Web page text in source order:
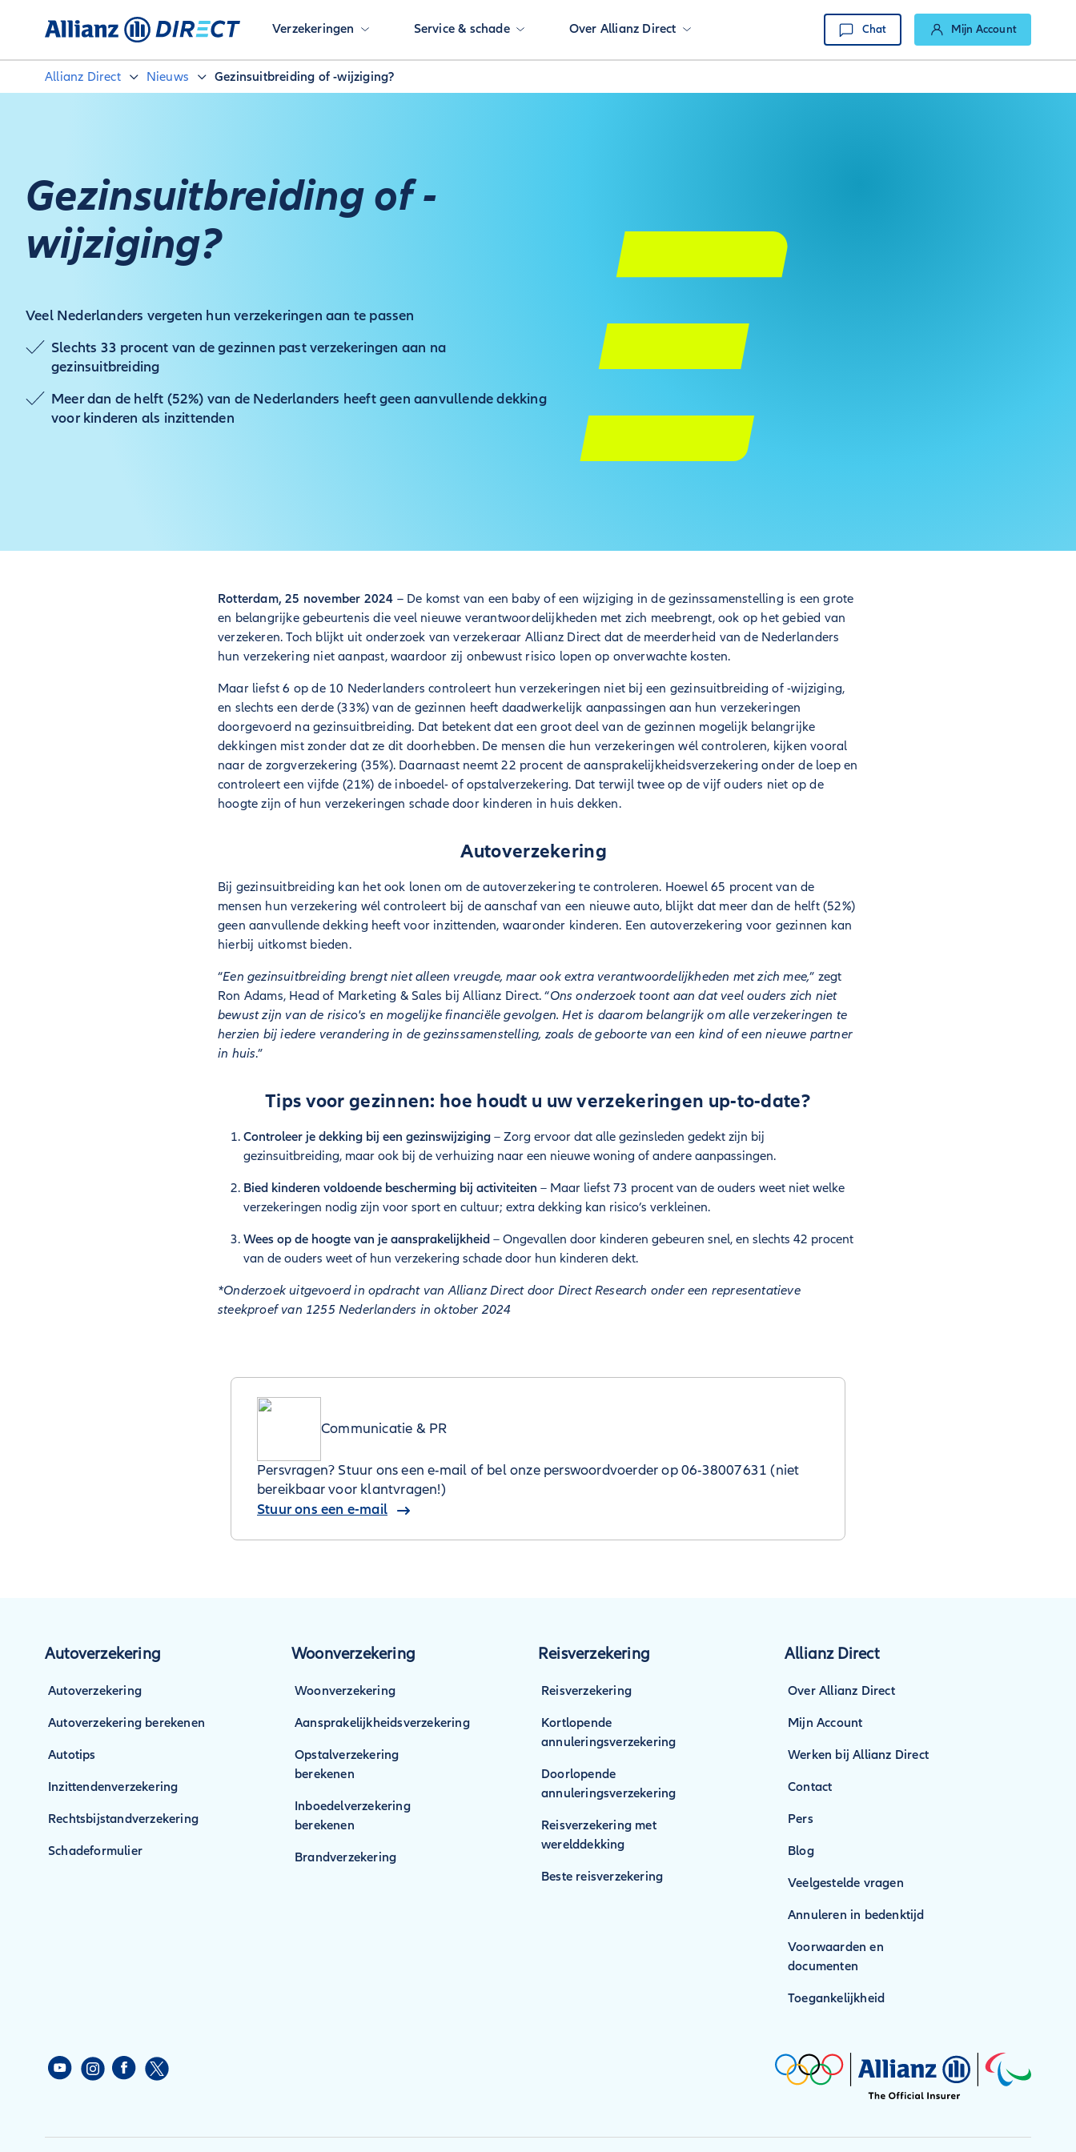
Verzekeringen Service & schade Over Allianz Direct Chat Mijn Account
Allianz Direct Nieuws Gezinsuitbreiding of -wijziging?
Gezinsuitbreiding of -
wijziging?
Veel Nederlanders vergeten hun verzekeringen aan te passen
Slechts 33 procent van de gezinnen past verzekeringen aan na
gezinsuitbreiding
Meer dan de helft (52%) van de Nederlanders heeft geen aanvullende dekking
voor kinderen als inzittenden
Rotterdam, 25 november 2024 – De komst van een baby of een wijziging in de gezinssamenstelling is een grote
en belangrijke gebeurtenis die veel nieuwe verantwoordelijkheden met zich meebrengt, ook op het gebied van
verzekeren. Toch blijkt uit onderzoek van verzekeraar Allianz Direct dat de meerderheid van de Nederlanders
hun verzekering niet aanpast, waardoor zij onbewust risico lopen op onverwachte kosten.
Maar liefst 6 op de 10 Nederlanders controleert hun verzekeringen niet bij een gezinsuitbreiding of -wijziging,
en slechts een derde (33%) van de gezinnen heeft daadwerkelijk aanpassingen aan hun verzekeringen
doorgevoerd na gezinsuitbreiding. Dat betekent dat een groot deel van de gezinnen mogelijk belangrijke
dekkingen mist zonder dat ze dit doorhebben. De mensen die hun verzekeringen wél controleren, kijken vooral
naar de zorgverzekering (35%). Daarnaast neemt 22 procent de aansprakelijkheidsverzekering onder de loep en
controleert een vijfde (21%) de inboedel- of opstalverzekering. Dat terwijl twee op de vijf ouders niet op de
hoogte zijn of hun verzekeringen schade door kinderen in huis dekken.
Autoverzekering
Bij gezinsuitbreiding kan het ook lonen om de autoverzekering te controleren. Hoewel 65 procent van de
mensen hun verzekering wél controleert bij de aanschaf van een nieuwe auto, blijkt dat meer dan de helft (52%)
geen aanvullende dekking heeft voor inzittenden, waaronder kinderen. Een autoverzekering voor gezinnen kan
hierbij uitkomst bieden.
“Een gezinsuitbreiding brengt niet alleen vreugde, maar ook extra verantwoordelijkheden met zich mee,” zegt
Ron Adams, Head of Marketing & Sales bij Allianz Direct. “Ons onderzoek toont aan dat veel ouders zich niet
bewust zijn van de risico's en mogelijke financiële gevolgen. Het is daarom belangrijk om alle verzekeringen te
herzien bij iedere verandering in de gezinssamenstelling, zoals de geboorte van een kind of een nieuwe partner
in huis.”
Tips voor gezinnen: hoe houdt u uw verzekeringen up-to-date?
Controleer je dekking bij een gezinswijziging – Zorg ervoor dat alle gezinsleden gedekt zijn bij
gezinsuitbreiding, maar ook bij de verhuizing naar een nieuwe woning of andere aanpassingen.
Bied kinderen voldoende bescherming bij activiteiten – Maar liefst 73 procent van de ouders weet niet welke
verzekeringen nodig zijn voor sport en cultuur; extra dekking kan risico’s verkleinen.
Wees op de hoogte van je aansprakelijkheid – Ongevallen door kinderen gebeuren snel, en slechts 42 procent
van de ouders weet of hun verzekering schade door hun kinderen dekt.
*Onderzoek uitgevoerd in opdracht van Allianz Direct door Direct Research onder een representatieve
steekproef van 1255 Nederlanders in oktober 2024
Communicatie & PR
Persvragen? Stuur ons een e-mail of bel onze perswoordvoerder op 06-38007631 (niet
bereikbaar voor klantvragen!)
Stuur ons een e-mail
Autoverzekering
Autoverzekering
Autoverzekering berekenen
Autotips
Inzittendenverzekering
Rechtsbijstandverzekering
Schadeformulier
Woonverzekering
Woonverzekering
Aansprakelijkheidsverzekering
Opstalverzekering
berekenen
Inboedelverzekering
berekenen
Brandverzekering
Reisverzekering
Reisverzekering
Kortlopende
annuleringsverzekering
Doorlopende
annuleringsverzekering
Reisverzekering met
werelddekking
Beste reisverzekering
Allianz Direct
Over Allianz Direct
Mijn Account
Werken bij Allianz Direct
Contact
Pers
Blog
Veelgestelde vragen
Annuleren in bedenktijd
Voorwaarden en
documenten
Toegankelijkheid